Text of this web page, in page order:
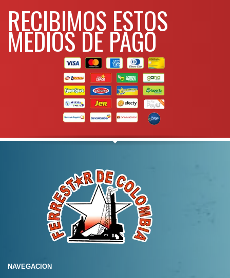
RECIBIMOS ESTOS
MEDIOS DE PAGO
NAVEGACION